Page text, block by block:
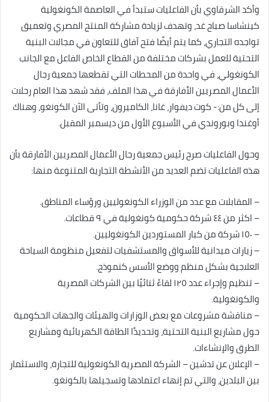
وأكد الشرقاوي بأن الفاعليات ستبدأ في العاصمة الكونغولية
كينشاسا صباح غد، وتهدف لزيادة مشاركة المنتج المصري وتعميق
تواجده التجاري، كما يتم أيضًا فتح آفاق للتعاون في مجالات البنية
التحتية للعمل بشركات مختلفة من القطاع الخاص الفاعل مع الجانب
الكونغولي، في واحدة من المحطات التي تقطعها جمعية رجال
الأعمال المصريين الأفارقة في هذا الملف، فقد شهد هذا العام رحلات
إلى كل من:- كوت ديفوار، غانا، الكاميرون، وتأتى الآن الكونغو، وهناك
أوغندا وبوروندي في الأسبوع الأول من ديسمبر المقبل.
وحول الفاعليات صرح رئيس جمعية رجال الأعمال المصريين الأفارقة بأن
هذه الفاعليات تضم العديد من الأنشطة التجارية المتنوعة منها:
– المقابلات مع عدد من الوزراء الكونغوليين ورؤساء المناطق.
– اكثر من ٤٤ شركة حكومية كونغولية في ٩ قطاعات.
– ١٥٠ شركة من كبار المستوردين الكونغوليين.
– زيارات ميدانية للأسواق والمستشفيات لتفعيل منظومة السياحة
العلاجية بشكل منظم ووضع الأسس كنموذج.
– تنظيم وإجراء عدد ١٢٥ لقاءً ثنائيًا بين الشركات المصرية
والكونغولية.
– مناقشة مشروعات مع بعض الوزارات والهيئات والجهات الحكومية
حول مشاريع البنية التحتية، وتحديدًا الطاقة الكهربائية ومشاريع
الطرق والإنشاءات.
– الإعلان عن تدشين – الشركة المصرية الكونغولية للتجارة، والاستثمار
بين البلدين، والتي تم إنهاء اعتمادها وتسجيلها بالكونغو.